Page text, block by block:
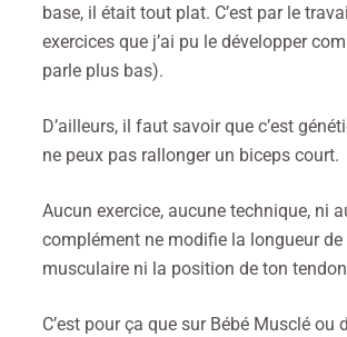
base, il était tout plat. C’est par le
exercices que j’ai pu le développer
parle plus bas).
D’ailleurs, il faut savoir que c’est
ne peux pas rallonger un biceps court.
Aucun exercice, aucune technique, ni
complément ne modifie la longueur de
musculaire ni la position de ton
C’est pour ça que sur Bébé Musclé ou